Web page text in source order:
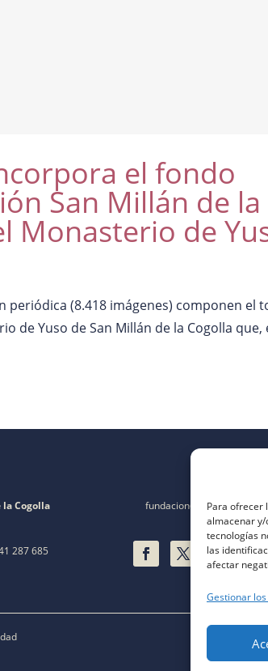
Para ofrecer
almacenar y/
tecnologías
las
afectar
Gestionar
el fondo
San Millán de la
Monasterio de
periódica (8.418 imágenes) componen el
de Yuso de San Millán de la Cogolla que,
Cogolla
287 685
fundacion@fsanmillan.es